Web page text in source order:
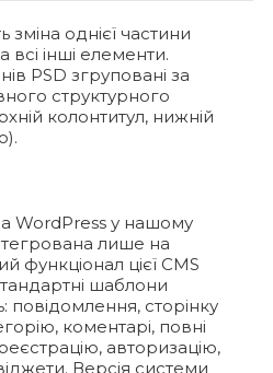
однієї частини
інші елементи.
PSD згруповані за
структурного
колонтитул, нижній
WordPress у нашому
лише ​​на
функціонал цієї CMS
шаблони
повідомлення, сторінку
коментарі, повні
авторизацію,
Версія системи